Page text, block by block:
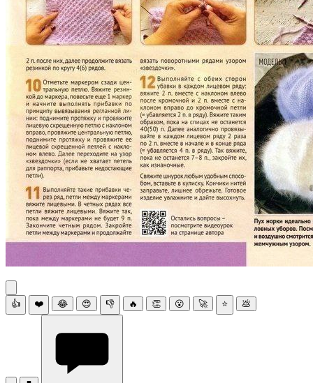
👍 ❤️ 😂 😍 👎 🔥 👏 😮 🚀 ⭐ 💩